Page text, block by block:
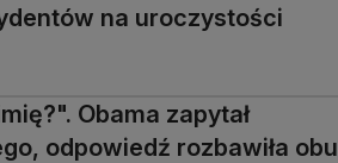
na uroczystości
Obama zapytał
odpowiedź rozbawiła obu